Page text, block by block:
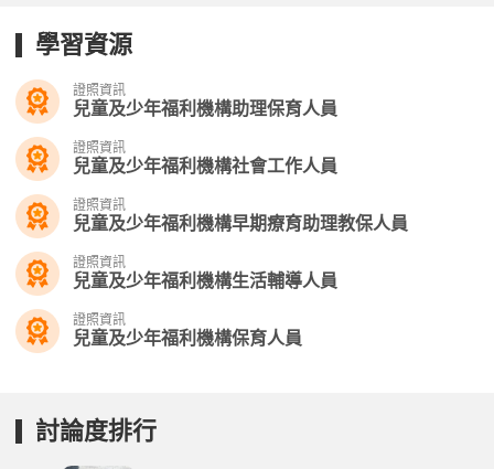
學習資源
證照資訊
兒童及少年福利機構助理保育人員
證照資訊
兒童及少年福利機構社會工作人員
證照資訊
兒童及少年福利機構早期療育助理教保人員
證照資訊
兒童及少年福利機構生活輔導人員
證照資訊
兒童及少年福利機構保育人員
討論度排行